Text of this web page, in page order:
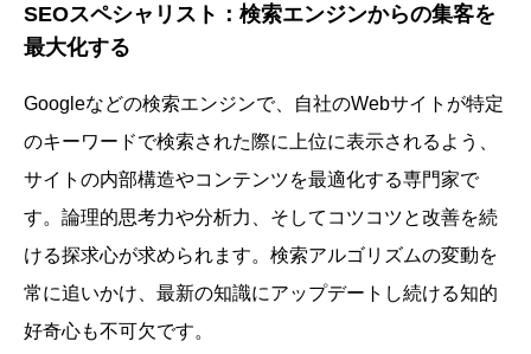
SEOスペシャリスト：検索エンジンからの集客を
最大化する
Googleなどの検索エンジンで、自社のWebサイトが特定
のキーワードで検索された際に上位に表示されるよう、
サイトの内部構造やコンテンツを最適化する専門家で
す。論理的思考力や分析力、そしてコツコツと改善を続
ける探求心が求められます。検索アルゴリズムの変動を
常に追いかけ、最新の知識にアップデートし続ける知的
好奇心も不可欠です。